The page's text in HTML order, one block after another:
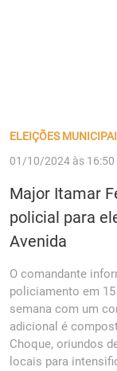
ELEIÇÕES
01/10/2024 às 16:50
Major Itamar
policial para
Avenida
O comandante
policiamento em
semana com um
adicional é
Choque, oriundos
locais para